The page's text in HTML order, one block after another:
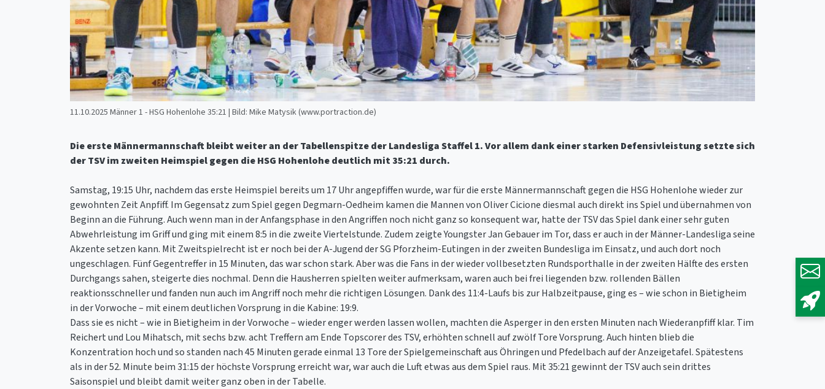
11.10.2025 Männer 1 - HSG Hohenlohe 35:21 | Bild: Mike Matysik (www.portraction.de)
Die erste Männermannschaft bleibt weiter an der Tabellenspitze der Landesliga Staffel 1. Vor allem dank einer starken Defensivleistung setzte sich
der TSV im zweiten Heimspiel gegen die HSG Hohenlohe deutlich mit 35:21 durch.
Samstag, 19:15 Uhr, nachdem das erste Heimspiel bereits um 17 Uhr angepfiffen wurde, war für die erste Männermannschaft gegen die HSG Hohenlohe wieder zur
gewohnten Zeit Anpfiff. Im Gegensatz zum Spiel gegen Degmarn-Oedheim kamen die Mannen von Oliver Cicione diesmal auch direkt ins Spiel und übernahmen von
Beginn an die Führung. Auch wenn man in der Anfangsphase in den Angriffen noch nicht ganz so konsequent war, hatte der TSV das Spiel dank einer sehr guten
Abwehrleistung im Griff und ging mit einem 8:5 in die zweite Viertelstunde. Zudem zeigte Youngster Jan Gebauer im Tor, dass er auch in der Männer-Landesliga seine
Akzente setzen kann. Mit Zweitspielrecht ist er noch bei der A-Jugend der SG Pforzheim-Eutingen in der zweiten Bundesliga im Einsatz, und auch dort noch
ungeschlagen. Fünf Gegentreffer in 15 Minuten, das war schon stark. Aber was die Fans in der wieder vollbesetzten Rundsporthalle in der zweiten Hälfte des ersten
Durchgangs sahen, steigerte dies nochmal. Denn die Hausherren spielten weiter aufmerksam, waren auch bei frei liegenden bzw. rollenden Bällen
reaktionsschneller und fanden nun auch im Angriff noch mehr die richtigen Lösungen. Dank des 11:4-Laufs bis zur Halbzeitpause, ging es – wie schon in Bietigheim
in der Vorwoche – mit einem deutlichen Vorsprung in die Kabine: 19:9.
Dass sie es nicht – wie in Bietigheim in der Vorwoche – wieder enger werden lassen wollen, machten die Asperger in den ersten Minuten nach Wiederanpfiff klar. Tim
Reichert und Lou Mihatsch, mit sechs bzw. acht Treffern am Ende Topscorer des TSV, erhöhten schnell auf zwölf Tore Vorsprung. Auch hinten blieb die
Konzentration hoch und so standen nach 45 Minuten gerade einmal 13 Tore der Spielgemeinschaft aus Öhringen und Pfedelbach auf der Anzeigetafel. Spätestens
als in der 52. Minute beim 31:15 der höchste Vorsprung erreicht war, war auch die Luft etwas aus dem Spiel raus. Mit 35:21 gewinnt der TSV auch sein drittes
Saisonspiel und bleibt damit weiter ganz oben in der Tabelle.